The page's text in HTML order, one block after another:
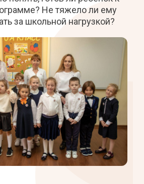
Не тяжело ли ему
за школьной нагрузкой?